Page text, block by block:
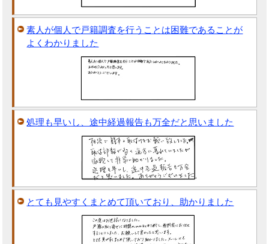
素人が個人で戸籍調査を行うことは困難であることが
よくわかりました
処理も早いし、途中経過報告も万全だと思いました
とても見やすくまとめて頂いており、助かりました